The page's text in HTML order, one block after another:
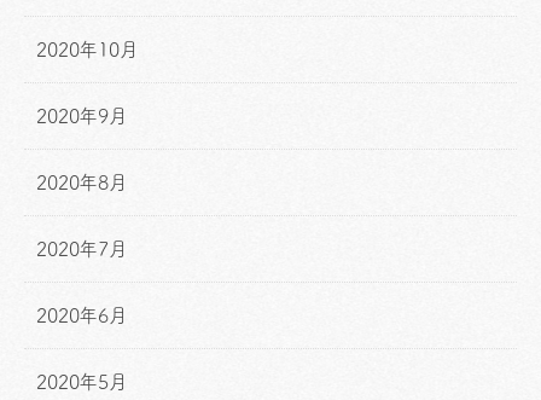
2020年10月
2020年9月
2020年8月
2020年7月
2020年6月
2020年5月